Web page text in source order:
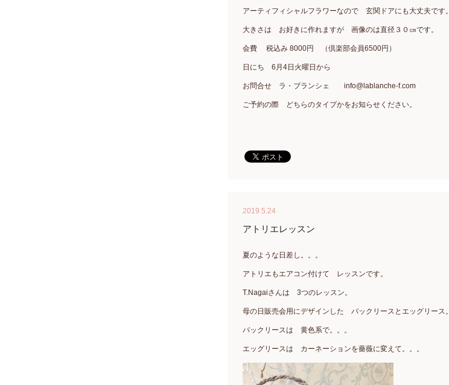
アーティフィシャルフラワーなので 玄関ドアにも大丈夫です。
大きさは お好きに作れますが 画像のは直径３０㎝です。
会費 税込み 8000円 （倶楽部会員6500円）
日にち 6月4日火曜日から
お問合せ ラ・ブランシェ info@lablanche-f.com
ご予約の際 どちらのタイプかをお知らせください。
2019.5.24
アトリエレッスン
夏のような日差し。。。
アトリエもエアコン付けて レッスンです。
T.Nagaiさんは 3つのレッスン。
母の日販売会用にデザインした バックリースとエッグリース。
バックリースは 黄色系で。。。
エッグリースは カーネーションを薔薇に変えて。。。